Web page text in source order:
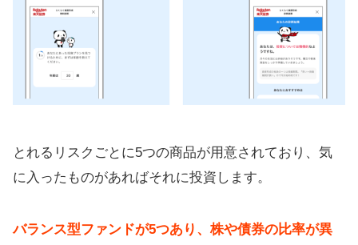
とれるリスクごとに5つの商品が用意されており、気
に入ったものがあればそれに投資します。
バランス型ファンドが5つあり、株や債券の比率が異